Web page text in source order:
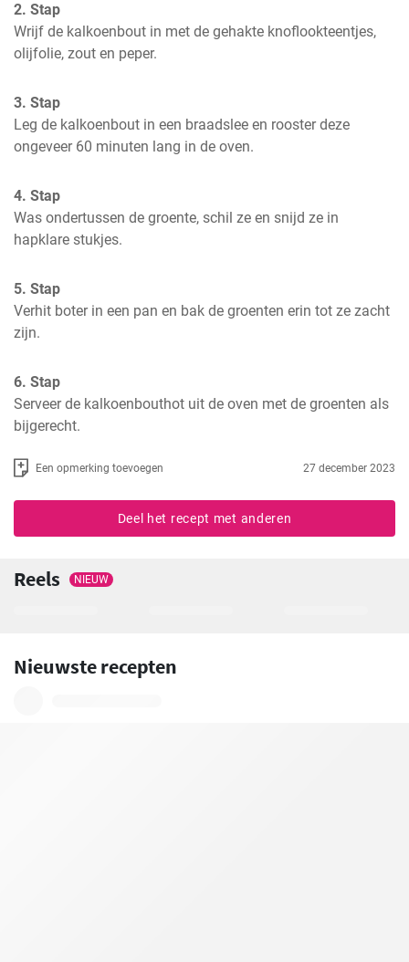
2. Stap
Wrijf de kalkoenbout in met de gehakte knoflookteentjes,
olijfolie, zout en peper.
3. Stap
Leg de kalkoenbout in een braadslee en rooster deze
ongeveer 60 minuten lang in de oven.
4. Stap
Was ondertussen de groente, schil ze en snijd ze in
hapklare stukjes.
5. Stap
Verhit boter in een pan en bak de groenten erin tot ze zacht
zijn.
6. Stap
Serveer de kalkoenbouthot uit de oven met de groenten als
bijgerecht.
Een opmerking toevoegen 27 december 2023
Deel het recept met anderen
Reels NIEUW
Nieuwste recepten